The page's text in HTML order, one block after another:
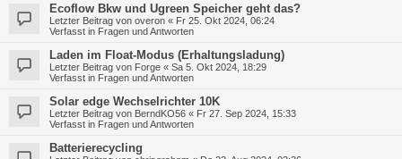
Ecoflow Bkw und Ugreen Speicher geht das?
Letzter Beitrag von overon « Fr 25. Okt 2024, 06:24
Verfasst in Fragen und Antworten
Laden im Float-Modus (Erhaltungsladung)
Letzter Beitrag von Forge « Sa 5. Okt 2024, 18:29
Verfasst in Fragen und Antworten
Solar edge Wechselrichter 10K
Letzter Beitrag von BerndKO56 « Fr 27. Sep 2024, 15:33
Verfasst in Fragen und Antworten
Batterierecycling